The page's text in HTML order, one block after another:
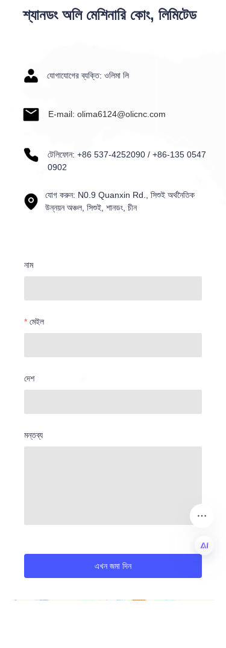
নাম
মেইল
দেশ
মন্তব্য
এখন জমা দিন
শ্যানডং অলি মেশিনারি কোং, লিমিটেড
যোগাযোগের ব্যক্তি: ওলিমা লি
E-mail: olima6124@olicnc.com
টেলিফোন: +86 537-4252090 / +86-135 0547
0902
যোগ করুন: N0.9 Quanxin Rd., সিশুই অর্থনৈতিক
উন্নয়ন অঞ্চল, সিশুই, শানডং, চীন
BN